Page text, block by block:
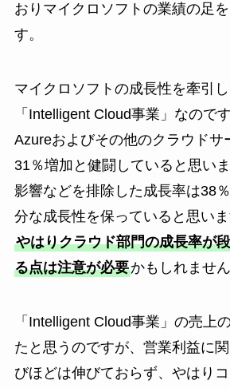
おりマイクロソフトの業績の足
す。
マイクロソフトの成長性を牽引し
「Intelligent Cloud事業」なので
Azureおよびその他のクラウドサ
31％増加と健闘していると思い
影響などを排除した成長率は38
分な成長性を保っていると思いま
やはりクラウド部門の成長率が
る点は注意が必要かもしれません
「Intelligent Cloud事業」の売上
たと思うのですが、営業利益に
びほどは伸びておらず、やはり